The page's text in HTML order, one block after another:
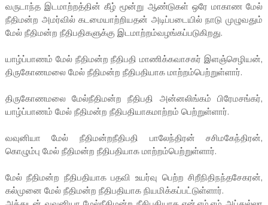
வருடாந்த இடமாற்றத்தின் கீழ் மூன்று ஆண்டுகள் ஒரே மாகாண மேல்
நீதிமன்ற அமர்வில் கடமையாற்றியதன் அடிப்படையில் நாடு முழுவதும்
மேல் நீதிமன்ற நீதிபதிகளுக்கு இடமாற்றம்வழங்கப்படுகிறது.
யாழ்ப்பாணம் மேல் நீதிமன்ற நீதிபதி மாணிக்கவாசகர் இளஞ்செழியன்,
திருகோணமலை மேல் நீதிமன்ற நீதிபதியாக மாற்றம்பெற்றுள்ளார்.
திருகோணமலை மேல்நீதிமன்ற நீதிபதி அன்னலிங்கம் பிரேமசங்கர்,
யாழ்ப்பாணம் மேல் நீதிமன்ற நீதிபதியாகமாற்றம் பெற்றுள்ளார்.
வவுனியா மேல் நீதிமன்றநீதிபதி பாலேந்திரன் சசிமகேந்திரன்,
கொழும்பு மேல் நீதிமன்ற நீதிபதியாக மாற்றம்பெற்றுள்ளார்.
மேல் நீதிமன்ற நீதிபதியாக பதவி உயர்வு பெற்ற சிறீநிதிநந்தசேகரன்,
கல்முனை மேல் நீதிமன்ற நீதிபதியாக நியமிக்கப்பட்டுள்ளார்.